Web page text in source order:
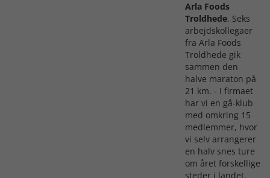
Arla Foods
Troldhede. Seks
arbejdskollegaer
fra Arla Foods
Troldhede gik
sammen den
halve maraton på
21 km. - I firmaet
har vi en gå-klub
med omkring 15
medlemmer, hvor
vi selv arrangerer
en halv snes ture
om året forskellige
steder i landet.